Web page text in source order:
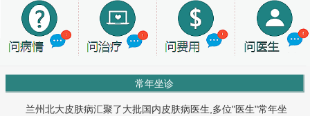
常年坐诊
兰州北大皮肤病汇聚了大批国内皮肤病医生,多位"医生"常年坐